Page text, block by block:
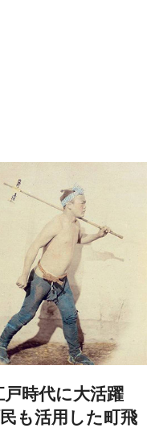
時代に大活躍
も活用した町飛